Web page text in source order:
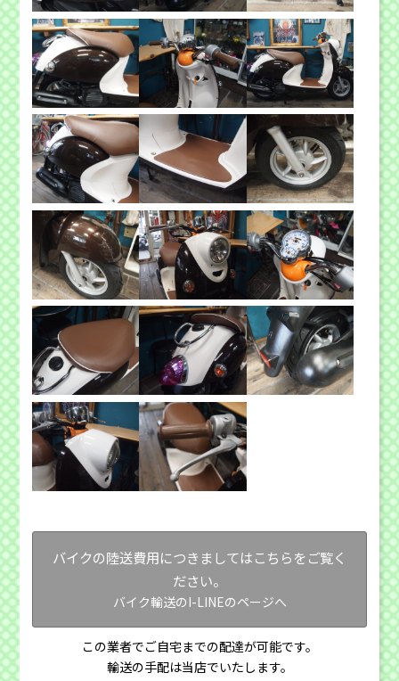
バイクの陸送費用につきましてはこちらをご覧く
ださい。
バイク輸送のI-LINEのページへ
この業者でご自宅までの配達が可能です。
輸送の手配は当店でいたします。